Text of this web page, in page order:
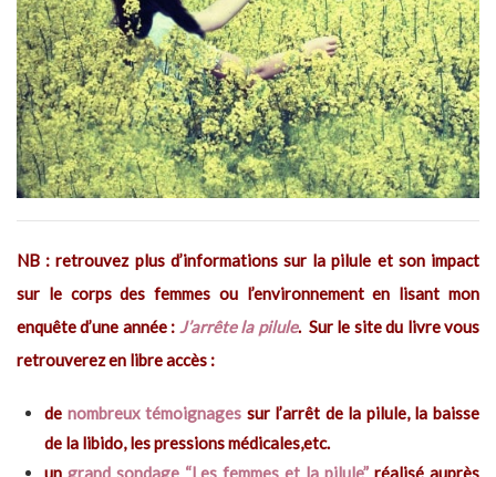
NB : retrouvez plus d’informations sur la pilule et son impact
sur le corps des femmes ou l’environnement en lisant mon
enquête d’une année : J’arrête la pilule. Sur le site du livre vous
retrouverez en libre accès :
de nombreux témoignages sur l’arrêt de la pilule, la baisse
de la libido, les pressions médicales,etc.
un grand sondage “Les femmes et la pilule” réalisé auprès